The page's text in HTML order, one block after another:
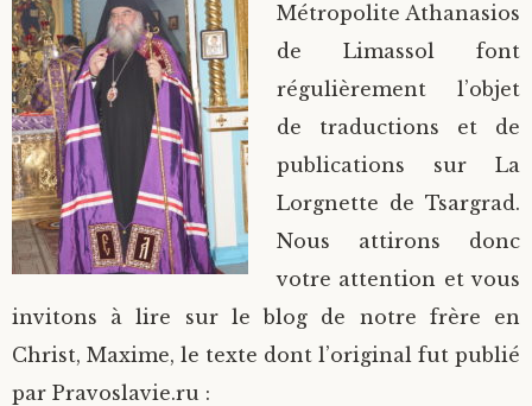
Saint Seraphim de Vyritsa
Saint Serge de Radonège
Saint Siméon (Jelnine)
Saint Sophrony l’Athonite
Sainte Matrone de Moscou
Bienheureuses et Staritsas
Bienheureuse Lioubouchka
Bienheureuse Maria Ivanovna
Staritsa Marie Makovkine
Staritsa Anastasia
Geronda Grigorios de Dochiariou
Archimandrite Hippolyte (Khaline)
Archimandrite Lazare (Abachidzé)
Gerondissa Makrina (Vassopoulou)
Métropolite Athanasios
de Limassol font
régulièrement l’objet
de traductions et de
publications sur La
Lorgnette de Tsargrad.
Nous attirons donc
votre attention et vous
invitons à lire sur le blog de notre frère en
Christ, Maxime, le texte dont l’original fut publié
par Pravoslavie.ru :